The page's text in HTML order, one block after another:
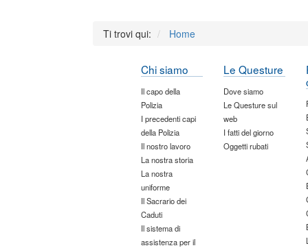
Ti trovi qui: Home
Chi siamo
Il capo della
Polizia
I precedenti capi
della Polizia
Il nostro lavoro
La nostra storia
La nostra
uniforme
Il Sacrario dei
Caduti
Il sistema di
assistenza per il
Le Questure
Dove siamo
Le Questure sul
web
I fatti del giorno
Oggetti rubati